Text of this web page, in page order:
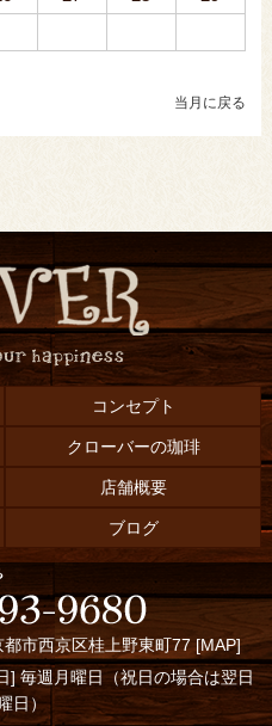
当月に戻る
コンセプト
クローバーの珈琲
店舗概要
ブログ
市西京区桂上野東町77 [MAP]
毎週月曜日（祝日の場合は翌日
日）